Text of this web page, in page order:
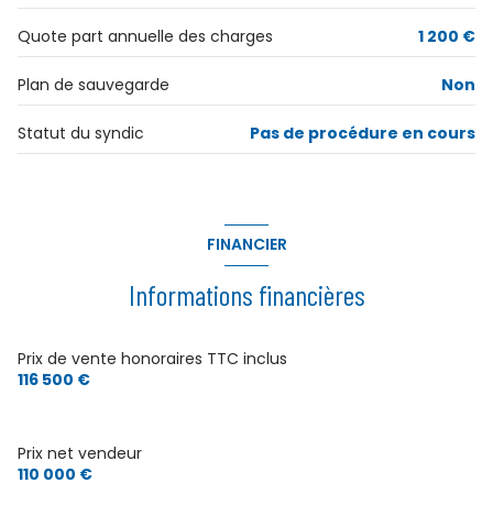
3ème étage
vue dégagée
Quote part annuelle des charges 1 200 €
Plan de sauvegarde Non
Statut du syndic Pas de procédure en cours
FINANCIER
Informations financières
Prix de vente honoraires TTC inclus
116 500 €
Prix net vendeur
110 000 €